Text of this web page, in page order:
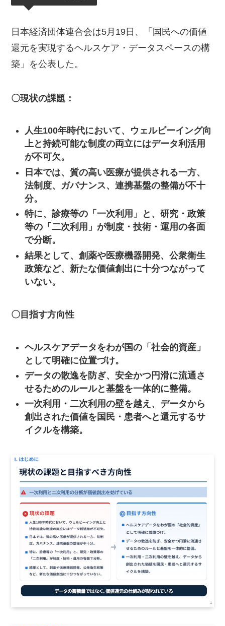
日本経済団体連合会は5月19日、「国民への価値
還元を実現するヘルスケア・データスペースの構
築」を公表した。
〇現状の課題：
人生100年時代において、ウェルビーイング向
上と持続可能な制度の両立にはデータ利活用
が不可欠。
日本では、質の高い医療が提供される一方、
法制度、ガバナンス、連携基盤の整備が不十
分。
特に、診療等の「一次利用」と、研究・政策
等の「二次利用」が制度・技術・運用の各面
で分断。
結果として、創薬や医療機器開発、公衆衛生
政策など、新たな価値創出に十分つながって
いない。
〇目指す方向性
ヘルスケアデータをわが国の「社会的資産」
として明確に位置づけ。
データの散逸を防ぎ、安全かつ円滑に流通さ
せるためのルールと基盤を一体的に整備。
一次利用・二次利用の壁を越え、データから
創出された価値を国民・患者へと還元するサ
イクルを構築。